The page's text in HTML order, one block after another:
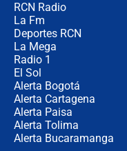
RCN Radio
La Fm
Deportes RCN
La Mega
Radio 1
El Sol
Alerta Bogotá
Alerta Cartagena
Alerta Paisa
Alerta Tolima
Alerta Bucaramanga